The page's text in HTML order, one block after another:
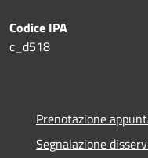
Codice IPA
c_d518
Prenotazione
Segnalazione